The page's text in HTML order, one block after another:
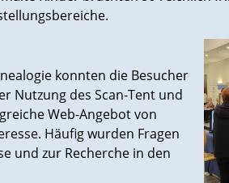
konnten die Besucher
Nutzung des Scan-Tent und
Web-Angebot von
Häufig wurden Fragen
und zur Recherche in den